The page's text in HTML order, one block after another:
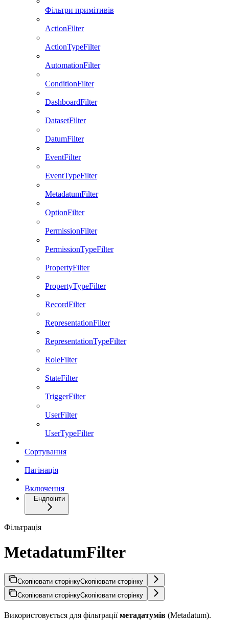
Фільтри примітивів
ActionFilter
ActionTypeFilter
AutomationFilter
ConditionFilter
DashboardFilter
DatasetFilter
DatumFilter
EventFilter
EventTypeFilter
MetadatumFilter
OptionFilter
PermissionFilter
PermissionTypeFilter
PropertyFilter
PropertyTypeFilter
RecordFilter
RepresentationFilter
RepresentationTypeFilter
RoleFilter
StateFilter
TriggerFilter
UserFilter
UserTypeFilter
Сортування
Пагінація
Включення
Ендпоінти
Фільтрація
MetadatumFilter
Скопіювати сторінкуСкопіювати сторінку
Скопіювати сторінкуСкопіювати сторінку
Використовується для фільтраціїметадатумів (Metadatum).